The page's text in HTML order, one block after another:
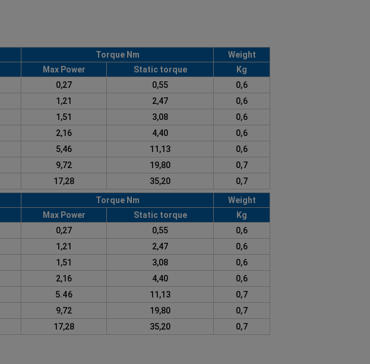
Torque Nm
Weight
Max Power Static torque
Kg
0,27 0,55
0,6
1,21 2,47
0,6
1,51 3,08
0,6
2,16 4,40
0,6
5,46 11,13
0,6
9,72 19,80
0,7
17,28 35,20
0,7
Torque Nm
Weight
Max Power Static torque
Kg
0,27 0,55
0,6
1,21 2,47
0,6
1,51 3,08
0,6
2,16 4,40
0,6
5.46 11,13
0,7
9,72 19,80
0,7
17,28 35,20 0,7